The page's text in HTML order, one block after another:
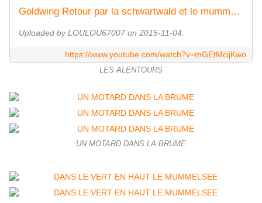
Goldwing Retour par la schwartwald et le mummelsee 2
Uploaded by LOULOU67007 on 2015-11-04.
https://www.youtube.com/watch?v=mGEtMcijKwo
LES ALENTOURS
UN MOTARD DANS LA BRUME